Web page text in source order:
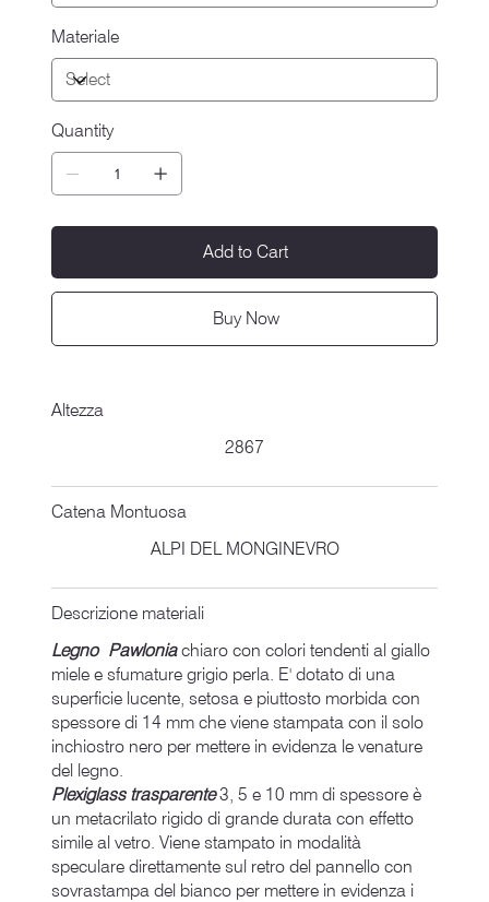
Materiale
Quantity
Add to Cart
Buy Now
Altezza
2867
Catena Montuosa
ALPI DEL MONGINEVRO
Descrizione materiali
Legno Pawloniachiaro con colori tendenti al giallo
miele e sfumature grigio perla. E' dotato di una
superficie lucente, setosa e piuttosto morbida con
spessore di 14 mm che viene stampata con il solo
inchiostro nero per mettere in evidenza le venature
del legno.
Plexiglass trasparente3, 5 e 10 mm di spessore è
un metacrilato rigido di grande durata con effetto
simile al vetro. Viene stampato in modalità
speculare direttamente sul retro del pannello con
sovrastampa del bianco per mettere in evidenza i